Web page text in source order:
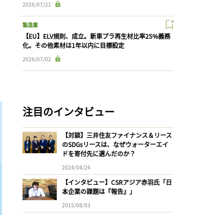
2026/07/21
製造業
【EU】ELV規則、成立。新車プラ再生材比率25%義務
化。その他素材は1年以内に目標設定
2026/07/02
注目のインタビュー
【対談】三井住友ファイナンス＆リース
のSDGsリースは、なぜウォーターエイ
ドを寄付先に選んだのか？
2024/04/24
【インタビュー】CSRアジア赤羽氏「日
本企業の課題は『報告』」
2015/08/03